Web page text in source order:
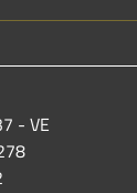
- VE